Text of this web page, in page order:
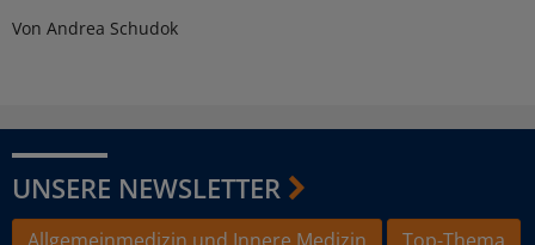
Von Andrea Schudok
UNSERE NEWSLETTER